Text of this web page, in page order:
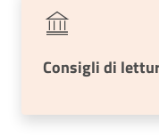
Consigli di